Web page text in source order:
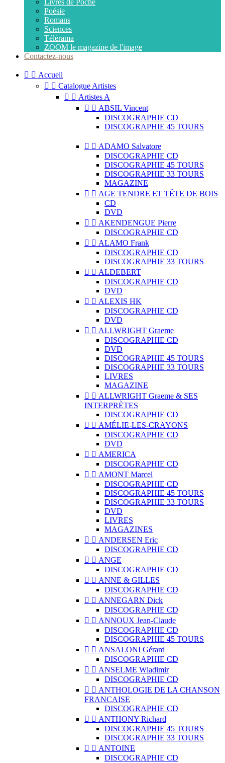
Livres de Poche
Poésie
Romans
Sciences
Télérama
ZOOM le magazine de l'image
Contactez-nous
  Accueil
  Catalogue Artistes
  Artistes A
  ABSIL Vincent
DISCOGRAPHIE CD
DISCOGRAPHIE 45 TOURS
  ADAMO Salvatore
DISCOGRAPHIE CD
DISCOGRAPHIE 45 TOURS
DISCOGRAPHIE 33 TOURS
MAGAZINE
  AGE TENDRE ET TÊTE DE BOIS
CD
DVD
  AKENDENGUE Pierre
DISCOGRAPHIE CD
  ALAMO Frank
DISCOGRAPHIE CD
DISCOGRAPHIE 33 TOURS
  ALDEBERT
DISCOGRAPHIE CD
DVD
  ALEXIS HK
DISCOGRAPHIE CD
DVD
  ALLWRIGHT Graeme
DISCOGRAPHIE CD
DVD
DISCOGRAPHIE 45 TOURS
DISCOGRAPHIE 33 TOURS
LIVRES
MAGAZINE
  ALLWRIGHT Graeme & SES
INTERPRÈTES
DISCOGRAPHIE CD
  AMÉLIE-LES-CRAYONS
DISCOGRAPHIE CD
DVD
  AMERICA
DISCOGRAPHIE CD
  AMONT Marcel
DISCOGRAPHIE CD
DISCOGRAPHIE 45 TOURS
DISCOGRAPHIE 33 TOURS
DVD
LIVRES
MAGAZINES
  ANDERSEN Eric
DISCOGRAPHIE CD
  ANGE
DISCOGRAPHIE CD
  ANNE & GILLES
DISCOGRAPHIE CD
  ANNEGARN Dick
DISCOGRAPHIE CD
  ANNOUX Jean-Claude
DISCOGRAPHIE CD
DISCOGRAPHIE 45 TOURS
  ANSALONI Gérard
DISCOGRAPHIE CD
  ANSELME Wladimir
DISCOGRAPHIE CD
  ANTHOLOGIE DE LA CHANSON
FRANCAISE
DISCOGRAPHIE CD
  ANTHONY Richard
DISCOGRAPHIE 45 TOURS
DISCOGRAPHIE 33 TOURS
  ANTOINE
DISCOGRAPHIE CD